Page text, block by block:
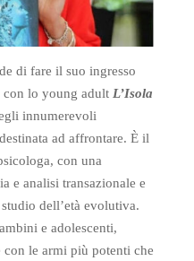
di fare il suo ingresso
con lo young adult L’Isola
innumerevoli
ad affrontare. È il
con una
e analisi transazionale e
dell’età evolutiva.
e adolescenti,
le armi più potenti che